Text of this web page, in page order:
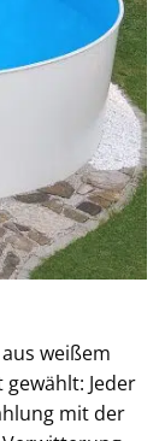
weißem
Jeder
mit der